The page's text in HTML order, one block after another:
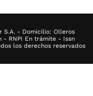
S.A. - Domicilio: Olleros
- RNPI En trámite - Issn
los derechos reservados